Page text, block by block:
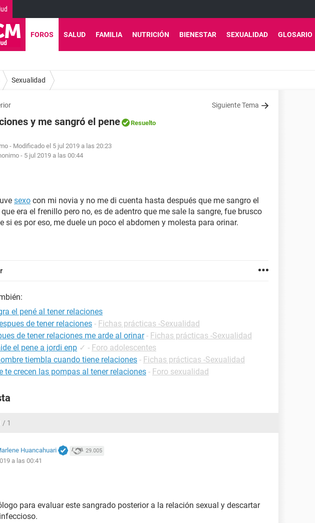
FOROS SALUD FAMILIA NUTRICIÓN BIENESTAR SEXUALIDAD GLOSARIO
Sexualidad
Siguiente Tema
y me sangró el pene Resuelto
- Modificado el 5 jul 2019 a las 20:23
- 5 jul 2019 a las 00:44
sexo con mi novia y no me di cuenta hasta después que me sangro el
que era el frenillo pero no, es de adentro que me sale la sangre, fue brusco
si es por eso, me duele un poco el abdomen y molesta para orinar.
el pené al tener relaciones
de tener relaciones - Fichas prácticas -Sexualidad
de tener relaciones me arde al orinar - Fichas prácticas -Sexualidad
el pene a jordi enp ✓ - Foro adolescentes
tiembla cuando tiene relaciones - Fichas prácticas -Sexualidad
te crecen las pompas al tener relaciones - Foro sexualidad
/ 1
Huancahuari 29.005
a las 00:41
para evaluar este sangrado posterior a la relación sexual y descartar